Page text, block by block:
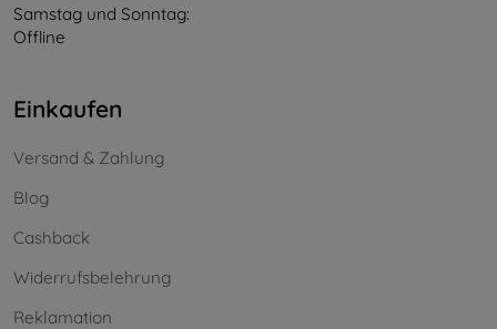
Samstag und Sonntag:
Offline
Einkaufen
Versand & Zahlung
Blog
Cashback
Widerrufsbelehrung
Reklamation